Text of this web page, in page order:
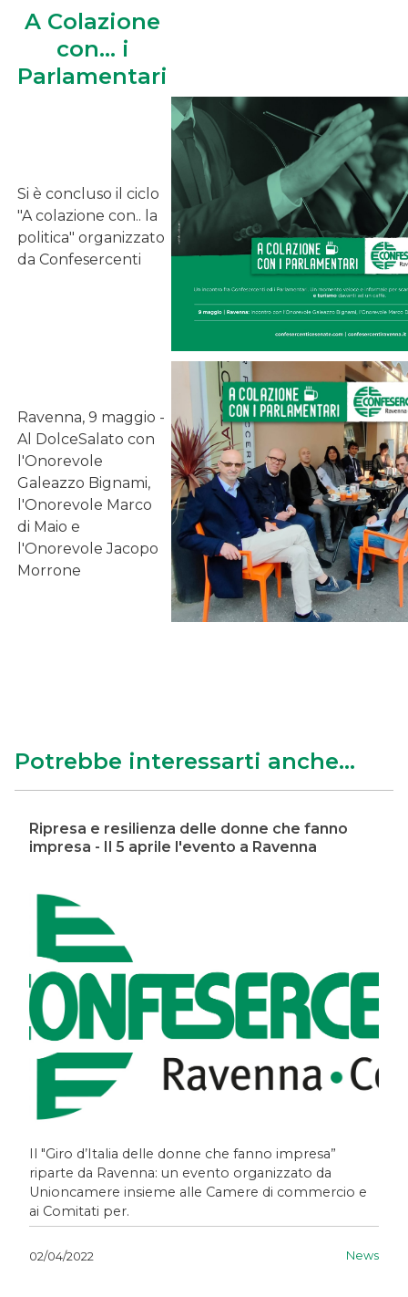
A Colazione
con... i
Parlamentari
Si è concluso il ciclo
"A colazione con.. la
politica" organizzato
da Confesercenti
Ravenna, 9 maggio -
Al DolceSalato con
l'Onorevole
Galeazzo Bignami,
l'Onorevole Marco
di Maio e
l'Onorevole Jacopo
Morrone
Potrebbe interessarti anche...
Ripresa e resilienza delle donne che fanno
impresa - Il 5 aprile l'evento a Ravenna
Il "Giro d’Italia delle donne che fanno impresa”
riparte da Ravenna: un evento organizzato da
Unioncamere insieme alle Camere di commercio e
ai Comitati per.
02/04/2022 News